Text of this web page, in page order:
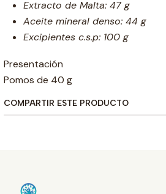
Extracto de Malta: 47 g
Aceite mineral denso: 44 g
Excipientes c.s.p: 100 g
Presentación
Pomos de 40 g
COMPARTIR ESTE PRODUCTO